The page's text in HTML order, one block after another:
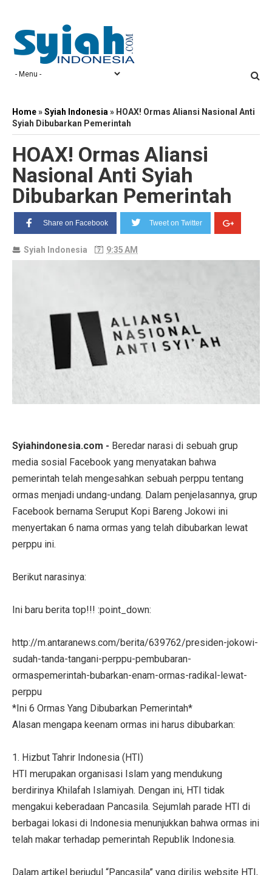
Home»Syiah Indonesia » HOAX! Ormas Aliansi Nasional Anti
Syiah Dibubarkan Pemerintah
HOAX! Ormas Aliansi
Nasional Anti Syiah
Dibubarkan Pemerintah
Share on Facebook Tweet on Twitter
Syiah Indonesia 9:35 AM
Syiahindonesia.com - Beredar narasi di sebuah grup
media sosial Facebook yang menyatakan bahwa
pemerintah telah mengesahkan sebuah perppu tentang
ormas menjadi undang-undang. Dalam penjelasannya, grup
Facebook bernama Seruput Kopi Bareng Jokowi ini
menyertakan 6 nama ormas yang telah dibubarkan lewat
perppu ini.
Berikut narasinya:
Ini baru berita top!!! :point_down:
http://m.antaranews.com/berita/639762/presiden-jokowi-
sudah-tanda-tangani-perppu-pembubaran-
ormaspemerintah-bubarkan-enam-ormas-radikal-lewat-
perppu
*Ini 6 Ormas Yang Dibubarkan Pemerintah*
Alasan mengapa keenam ormas ini harus dibubarkan:
1. Hizbut Tahrir Indonesia (HTI)
HTI merupakan organisasi Islam yang mendukung
berdirinya Khilafah Islamiyah. Dengan ini, HTI tidak
mengakui keberadaan Pancasila. Sejumlah parade HTI di
berbagai lokasi di Indonesia menunjukkan bahwa ormas ini
telah makar terhadap pemerintah Republik Indonesia.
Dalam artikel berjudul “Pancasila” yang dirilis website HTI,